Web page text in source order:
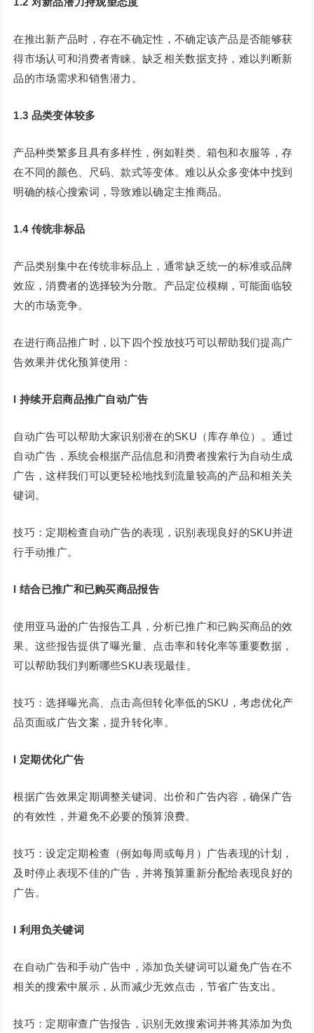
在推出新产品时，存在不确定性，不确定该产品是否能够获
得市场认可和消费者青睐。缺乏相关数据支持，难以判断新
品的市场需求和销售潜力。
1.3 品类变体较多
产品种类繁多且具有多样性，例如鞋类、箱包和衣服等，存
在不同的颜色、尺码、款式等变体。难以从众多变体中找到
明确的核心搜索词，导致难以确定主推商品。
1.4 传统非标品
产品类别集中在传统非标品上，通常缺乏统一的标准或品牌
效应，消费者的选择较为分散。产品定位模糊，可能面临较
大的市场竞争。
在进行商品推广时，以下四个投放技巧可以帮助我们提高广
告效果并优化预算使用：
l 持续开启商品推广自动广告
自动广告可以帮助大家识别潜在的SKU（库存单位）。通过
自动广告，系统会根据产品信息和消费者搜索行为自动生成
广告，这样我们可以更轻松地找到流量较高的产品和相关关
键词。
技巧：定期检查自动广告的表现，识别表现良好的SKU并进
行手动推广。
l 结合已推广和已购买商品报告
使用亚马逊的广告报告工具，分析已推广和已购买商品的效
果。这些报告提供了曝光量、点击率和转化率等重要数据，
可以帮助我们判断哪些SKU表现最佳。
技巧：选择曝光高、点击高但转化率低的SKU，考虑优化产
品页面或广告文案，提升转化率。
l 定期优化广告
根据广告效果定期调整关键词、出价和广告内容，确保广告
的有效性，并避免不必要的预算浪费。
技巧：设定定期检查（例如每周或每月）广告表现的计划，
及时停止表现不佳的广告，并将预算重新分配给表现良好的
广告。
l 利用负关键词
在自动广告和手动广告中，添加负关键词可以避免广告在不
相关的搜索中展示，从而减少无效点击，节省广告支出。
技巧：定期审查广告报告，识别无效搜索词并将其添加为负